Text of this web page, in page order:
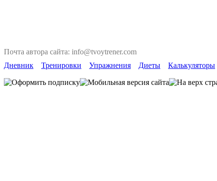
Почта автора сайта: info@tvoytrener.com
Дневник
Тренировки Упражнения Диеты Калькуляторы